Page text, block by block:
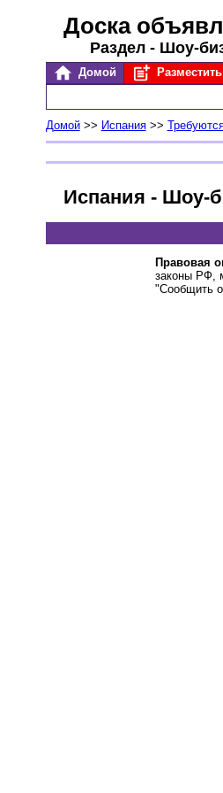
Доска
Раздел - Шоу-
Домой
Домой>> Испания>>
Испания - Шоу-
Правовая
законы РФ,
"Сообщить о